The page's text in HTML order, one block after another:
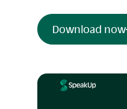
Download now